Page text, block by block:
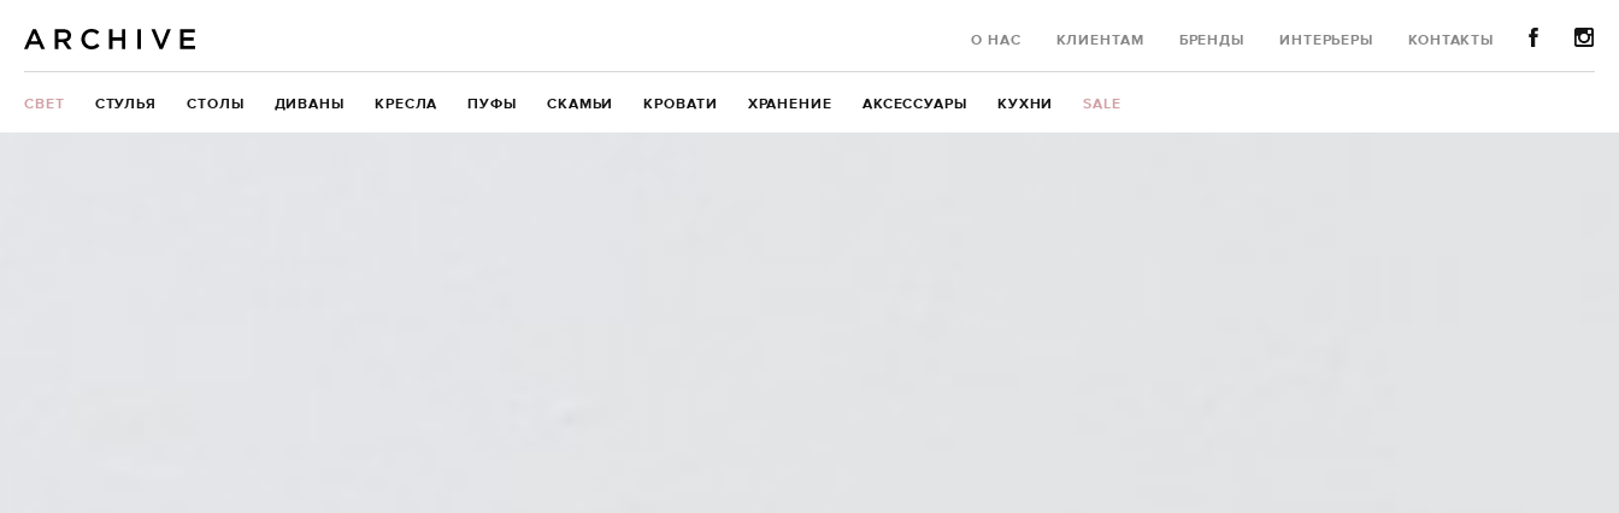
СВЕТ СТУЛЬЯ СТОЛЫ ДИВАНЫ КРЕСЛА ПУФЫ СКАМЬИ КРОВАТИ ХРАНЕНИЕ АКСЕССУАРЫ КУХНИ SALE
О НАС КЛИЕНТАМ БРЕНДЫ ИНТЕРЬЕРЫ КОНТАКТЫ